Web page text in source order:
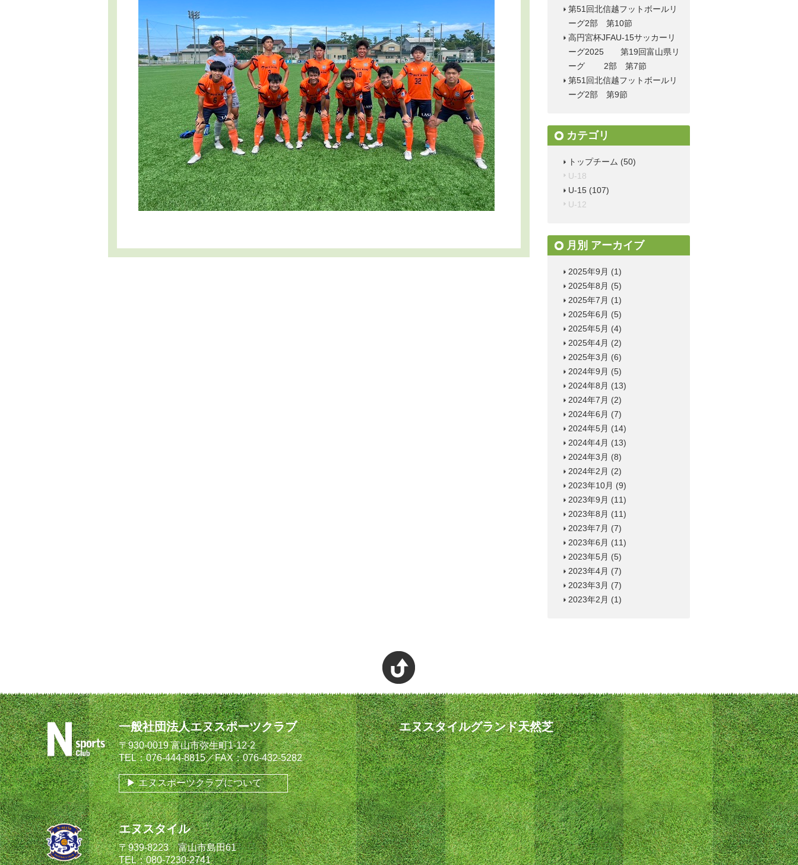
第51回北信越フットボールリ
ーグ2部 第10節
高円宮杯JFAU-15サッカーリ
ーグ2025 第19回富山県リ
ーグ 2部 第7節
第51回北信越フットボールリ
ーグ2部 第9節
カテゴリ
トップチーム (50)
U-18
U-15 (107)
U-12
月別 アーカイブ
2025年9月 (1)
2025年8月 (5)
2025年7月 (1)
2025年6月 (5)
2025年5月 (4)
2025年4月 (2)
2025年3月 (6)
2024年9月 (5)
2024年8月 (13)
2024年7月 (2)
2024年6月 (7)
2024年5月 (14)
2024年4月 (13)
2024年3月 (8)
2024年2月 (2)
2023年10月 (9)
2023年9月 (11)
2023年8月 (11)
2023年7月 (7)
2023年6月 (11)
2023年5月 (5)
2023年4月 (7)
2023年3月 (7)
2023年2月 (1)
一般社団法人エヌスポーツクラブ
〒930-0019 富山市弥生町1-12-2
TEL：076-444-8815／FAX：076-432-5282
エヌスポーツクラブについて
エヌスタイル
〒939-8223 富山市島田61
TEL：080-7230-2741
エヌスタイルグランド天然芝